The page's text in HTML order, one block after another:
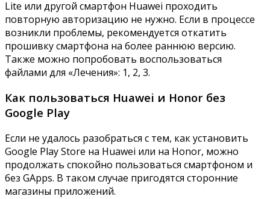
Lite или другой смартфон Huawei проходить
повторную авторизацию не нужно. Если в процессе
возникли проблемы, рекомендуется откатить
прошивку смартфона на более раннюю версию.
Также можно попробовать воспользоваться
файлами для «Лечения»: 1, 2, 3.
Как пользоваться Huawei и Honor без
Google Play
Если не удалось разобраться с тем, как установить
Google Play Store на Huawei или на Honor, можно
продолжать спокойно пользоваться смартфоном и
без GApps. В таком случае пригодятся сторонние
магазины приложений.